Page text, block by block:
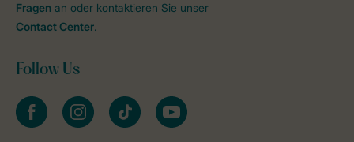
Fragen an oder kontaktieren Sie unser
Contact Center.
Follow Us
facebookinstagramtiktok youtube